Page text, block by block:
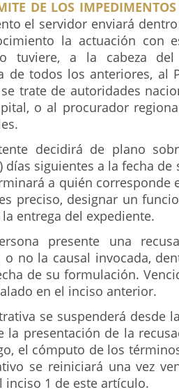
DE LOS IMPEDIMENTOS
el servidor enviará
la actuación con
a la cabeza del
de todos los anteriores, al
trate de autoridades
o al procurador
decidirá de plano
días siguientes a la fecha de
a quién corresponde
preciso, designar un
entrega del expediente.
presente una
o no la causal invocada,
de su formulación.
en el inciso anterior.
se suspenderá desde
la presentación de la
el cómputo de los
se reiniciará una vez
inciso 1 de este artículo.